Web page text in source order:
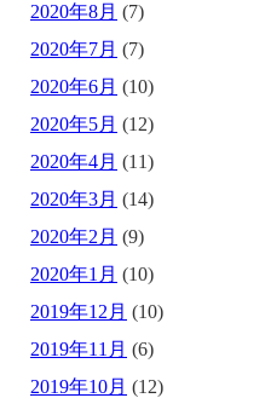
2020年8月 (7)
2020年7月 (7)
2020年6月 (10)
2020年5月 (12)
2020年4月 (11)
2020年3月 (14)
2020年2月 (9)
2020年1月 (10)
2019年12月 (10)
2019年11月 (6)
2019年10月 (12)